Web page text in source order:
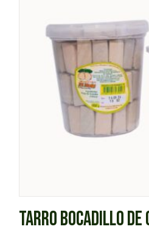
TARRO BOCADILLO DE